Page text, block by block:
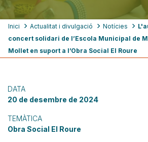
Fil
d'ariadna
Inici Actualitat i divulgació Notícies
concert solidari de l’Escola Municipal de
Mollet en suport a l’Obra Social El Roure
DATA
20 de desembre de 2024
TEMÀTICA
Obra Social El Roure